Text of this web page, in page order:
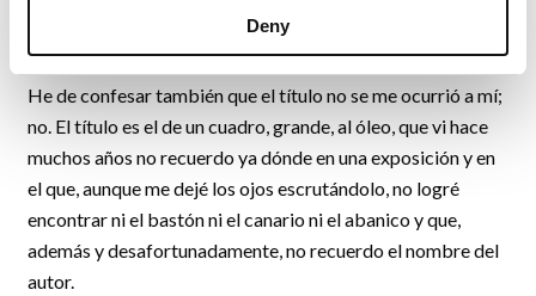
Deny
exactamente una tela de araña, entretejiéndose, las unas
He de confesar también que el título no se me ocurrió a mí;
no. El título es el de un cuadro, grande, al óleo, que vi hace
muchos años no recuerdo ya dónde en una exposición y en
el que, aunque me dejé los ojos escrutándolo, no logré
encontrar ni el bastón ni el canario ni el abanico y que,
además y desafortunadamente, no recuerdo el nombre del
autor.